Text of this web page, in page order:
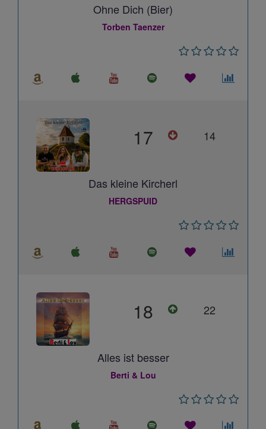
Ohne Dich (Bier)
Torben Taenzer
17 14
Das kleine Kircherl
HERGSPUID
18 22
Alles ist besser
Berti & Lou